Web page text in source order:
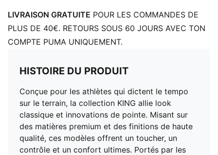
LIVRAISON GRATUITE POUR LES COMMANDES DE
PLUS DE 40€. RETOURS SOUS 60 JOURS AVEC TON
COMPTE PUMA UNIQUEMENT.
HISTOIRE DU PRODUIT
Conçue pour les athlètes qui dictent le tempo
sur le terrain, la collection KING allie look
classique et innovations de pointe. Misant sur
des matières premium et des finitions de haute
qualité, ces modèles offrent un toucher, un
contrôle et un confort ultimes. Portés par les